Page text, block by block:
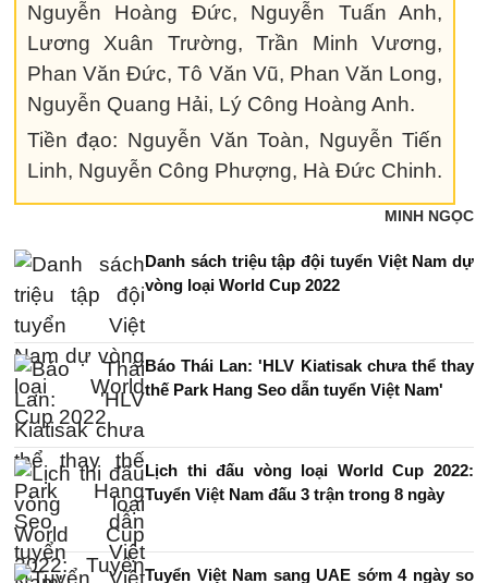
Nguyễn Hoàng Đức, Nguyễn Tuấn Anh,
Lương Xuân Trường, Trần Minh Vương,
Phan Văn Đức, Tô Văn Vũ, Phan Văn Long,
Nguyễn Quang Hải, Lý Công Hoàng Anh.
Tiền đạo: Nguyễn Văn Toàn, Nguyễn Tiến
Linh, Nguyễn Công Phượng, Hà Đức Chinh.
MINH NGỌC
Danh sách triệu tập đội tuyển Việt Nam dự
vòng loại World Cup 2022
Báo Thái Lan: 'HLV Kiatisak chưa thể thay
thế Park Hang Seo dẫn tuyển Việt Nam'
Lịch thi đấu vòng loại World Cup 2022:
Tuyển Việt Nam đấu 3 trận trong 8 ngày
Tuyển Việt Nam sang UAE sớm 4 ngày so